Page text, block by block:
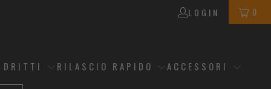
LOGIN 0
DRITTI RILASCIO RAPIDO ACCESSORI